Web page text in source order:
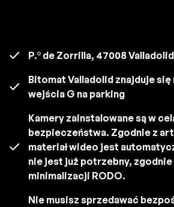
P.º de Zorrilla, 47008
Bitomat Valladolid znajduje się
wejścia G na parking
Kamery zainstalowane są w
bezpieczeństwa. Zgodnie z
materiał wideo jest
nie jest już potrzebny, zgodnie
minimalizacji RODO.
Nie musisz sprzedawać